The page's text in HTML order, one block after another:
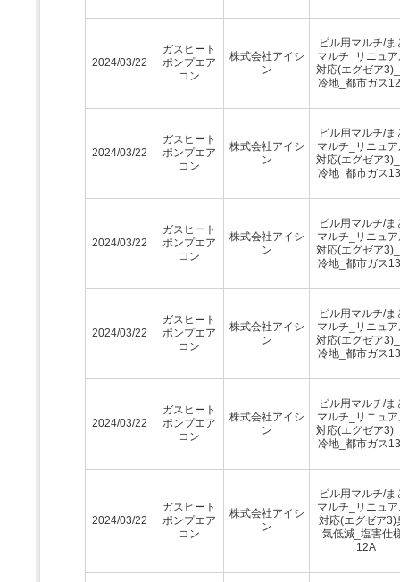
2024/03/22
ガスヒート
ポンプエア
コン
株式会社アイシ
ン
ビル用マルチ/ま
マルチ_リニュ
対応(エグゼア
冷地_都市ガス
2024/03/22
ガスヒート
ポンプエア
コン
株式会社アイシ
ン
ビル用マルチ/ま
マルチ_リニュ
対応(エグゼア
冷地_都市ガス
2024/03/22
ガスヒート
ポンプエア
コン
株式会社アイシ
ン
ビル用マルチ/ま
マルチ_リニュ
対応(エグゼア
冷地_都市ガス
2024/03/22
ガスヒート
ポンプエア
コン
株式会社アイシ
ン
ビル用マルチ/ま
マルチ_リニュ
対応(エグゼア
冷地_都市ガス
2024/03/22
ガスヒート
ポンプエア
コン
株式会社アイシ
ン
ビル用マルチ/ま
マルチ_リニュ
対応(エグゼア
冷地_都市ガス
2024/03/22
ガスヒート
ポンプエア
コン
株式会社アイシ
ン
ビル用マルチ/ま
マルチ_リニュ
対応(エグゼア3)
気低減_塩害仕
_12A